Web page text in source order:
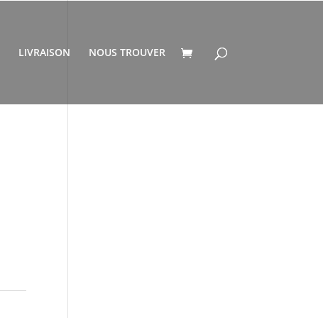
LIVRAISON NOUS TROUVER